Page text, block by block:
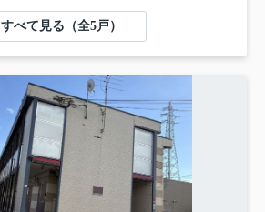
すべて見る（全5戸）